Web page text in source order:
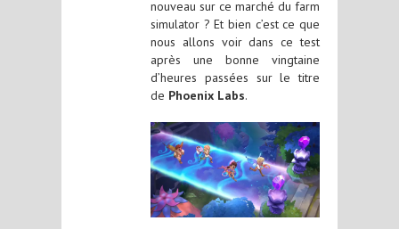
nouveau sur ce marché du farm
simulator ? Et bien c’est ce que
nous allons voir dans ce test
après une bonne vingtaine
d’heures passées sur le titre
de Phoenix Labs.